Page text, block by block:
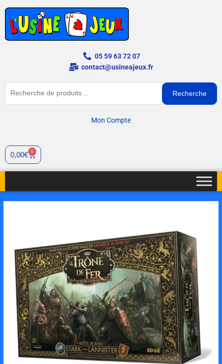
contenu
05 59 63 72 07
contact@usineajeux.fr
Recherche
Mon Compte
0,00€ 0
Panier